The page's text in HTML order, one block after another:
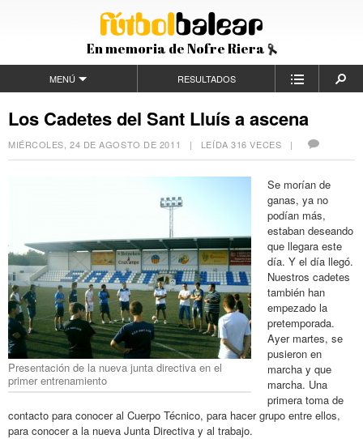
En memoria de Nofre Riera
MENÚ RESULTADOS
Los Cadetes del Sant Lluís a ascena
MIÉRCOLES, 24 DE AGOSTO DE 2011 | LEÍDA 316 VECES |
Presentación de la nueva junta directiva en el
primer entrenamiento
Se morían de
ganas, ya no
podían más,
estaban deseando
que llegara este
día. Y el día llegó.
Nuestros cadetes
también han
empezado la
pretemporada.
Ayer martes, se
pusieron en
marcha y que
marcha. Una
primera toma de
contacto para conocer al Cuerpo Técnico, para hacer grupo entre ellos,
para conocer a la nueva Junta Directiva y al trabajo.